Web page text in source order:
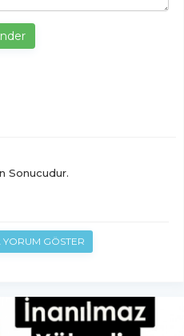
Sonucudur.
GÖSTER